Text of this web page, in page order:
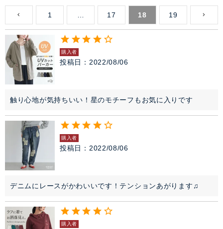
1 17 18 19
購入者
投稿日 2022/08/06
触り心地が気持ちいい！星のモチーフもお気に入りです
購入者
投稿日 2022/08/06
デニムにレースがかわいいです！テンションあがります♫
購入者